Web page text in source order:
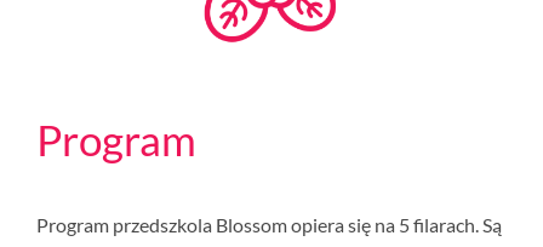
Program
Program przedszkola Blossom opiera się na 5 filarach. Są